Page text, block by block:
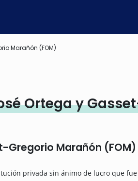
Marañón (FOM)
Ortega y
Gregorio Marañón (FOM)
privada sin ánimo de lucro que fue